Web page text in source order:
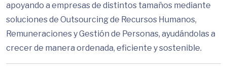
apoyando a empresas de distintos tamaños mediante
soluciones de Outsourcing de Recursos Humanos,
Remuneraciones y Gestión de Personas, ayudándolas a
crecer de manera ordenada, eficiente y sostenible.